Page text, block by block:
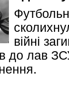
війні
до лав